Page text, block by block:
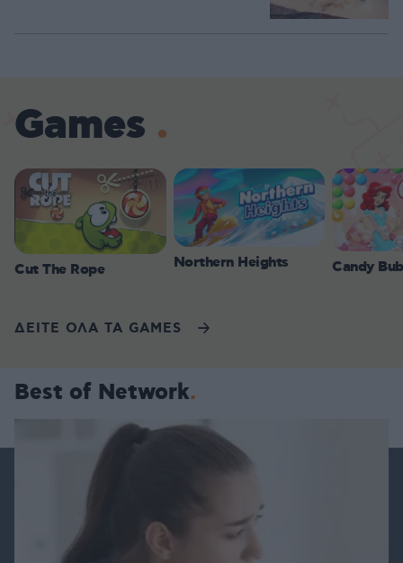
Games
Cut The Rope Northern Heights Candy
ΔΕΙΤΕ ΟΛΑ ΤΑ GAMES
Best of Network